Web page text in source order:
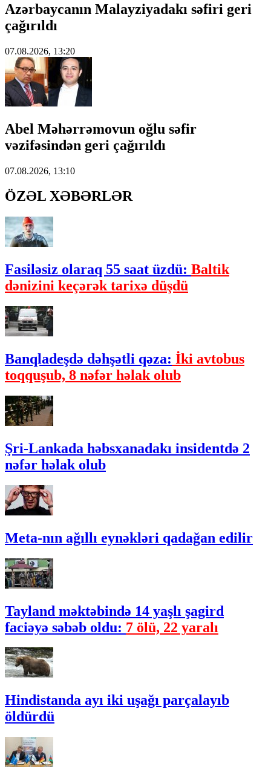
Azərbaycanın Malayziyadakı səfiri geri
çağırıldı
07.08.2026, 13:20
Abel Məhərrəmovun oğlu səfir
vəzifəsindən geri çağırıldı
07.08.2026, 13:10
ÖZƏL XƏBƏRLƏR
Fasiləsiz olaraq 55 saat üzdü: Baltik
dənizini keçərək tarixə düşdü
Banqladeşdə dəhşətli qəza: İki avtobus
toqquşub, 8 nəfər həlak olub
Şri-Lankada həbsxanadakı insidentdə 2
nəfər həlak olub
Meta-nın ağıllı eynəkləri qadağan edilir
Tayland məktəbində 14 yaşlı şagird
faciəyə səbəb oldu: 7 ölü, 22 yaralı
Hindistanda ayı iki uşağı parçalayıb
öldürdü